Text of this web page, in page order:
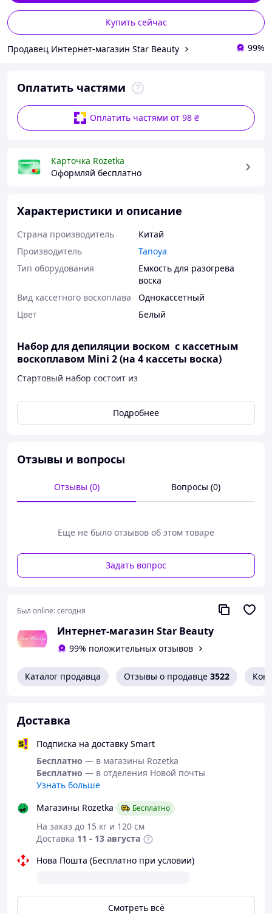
Купить сейчас
Продавец Интернет-магазин Star Beauty 99%
Оплатить частями
Оплатить частями от 98 ₴
Карточка Rozetka
Оформляй бесплатно
Характеристики и описание
Страна производитель
Китай
Производитель
Tanoya
Тип оборудования
Емкость для разогрева
воска
Вид кассетного воскоплава
Однокассетный
Цвет
Белый
Набор для депиляции воском с кассетным
воскоплавом Mini 2 (на 4 кассеты воска)
Стартовый набор состоит из
- Воск для депиляции в кассетах 4 шт;
- Мульти-гель после депиляции - Tanoya Депиляж 200
мл
Подробнее
Отзывы и вопросы
Отзывы (0) Вопросы (0)
Еще не было отзывов об этом товаре
Задать вопрос
Был online:сегодня
Интернет-магазин Star Beauty
99% положительных отзывов
Каталог продавца Отзывы о продавце 3522
Доставка
Подписка на доставку Smart
Бесплатно — в магазины Rozetka
Бесплатно — в отделения Новой почты
Узнать больше
Магазины Rozetka
Бесплатно
На заказ до 15 кг и 120 см
Доставка 11 - 13 августа
Нова Пошта (Бесплатно при условии)
Смотреть всё